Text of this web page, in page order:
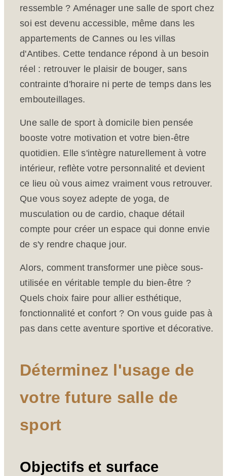
ressemble ? Aménager une salle de sport chez
soi est devenu accessible, même dans les
appartements de Cannes ou les villas
d'Antibes. Cette tendance répond à un besoin
réel : retrouver le plaisir de bouger, sans
contrainte d'horaire ni perte de temps dans les
embouteillages.
Une salle de sport à domicile bien pensée
booste votre motivation et votre bien-être
quotidien. Elle s'intègre naturellement à votre
intérieur, reflète votre personnalité et devient
ce lieu où vous aimez vraiment vous retrouver.
Que vous soyez adepte de yoga, de
musculation ou de cardio, chaque détail
compte pour créer un espace qui donne envie
de s'y rendre chaque jour.
Alors, comment transformer une pièce sous-
utilisée en véritable temple du bien-être ?
Quels choix faire pour allier esthétique,
fonctionnalité et confort ? On vous guide pas à
pas dans cette aventure sportive et décorative.
Déterminez l'usage de
votre future salle de
sport
Objectifs et surface